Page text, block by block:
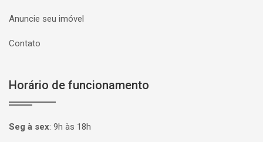
Anuncie seu imóvel
Contato
Horário de funcionamento
Seg à sex: 9h às 18h